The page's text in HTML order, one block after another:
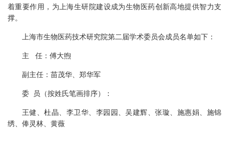
着重要作用，为上海生研院建设成为生物医药创新高地提供智力支
撑。
上海市生物医药技术研究院第二届学术委员会成员名单如下：
主 任：傅大煦
副主任：苗茂华、郑华军
委 员（按姓氏笔画排序）：
王健、杜晶、李卫华、李园园、吴建辉、张璇、施惠娟、施锦
绣、俸灵林、黄薇